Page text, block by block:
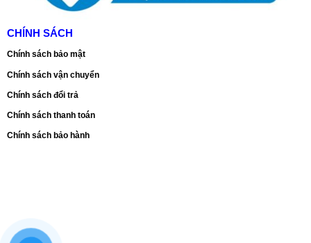
CHÍNH SÁCH
Chính sách bảo mật
Chính sách vận chuyển
Chính sách đổi trả
Chính sách thanh toán
Chính sách bảo hành